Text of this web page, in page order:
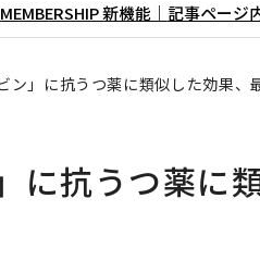
新機能｜ 記事ページ
ン」に抗うつ薬に類似した効果、
に抗うつ薬に